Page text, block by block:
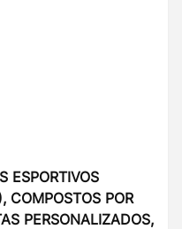
ESPORTIVOS
COMPOSTOS POR
PERSONALIZADOS,